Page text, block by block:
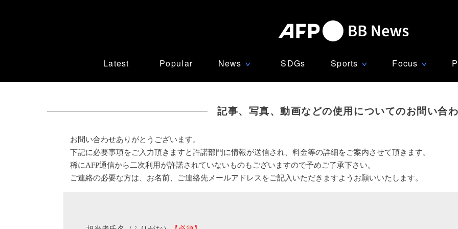
Latest Popular News ∨ SDGs Sports ∨ Focus ∨
記事、写真、動画などの使用についてのお問い合
お問い合わせありがとうございます。
下記に必要事項をご入力頂きますと許諾部門に情報が送信され、料金等の詳細をご案内させて頂きます。
稀にAFP通信から二次利用が許諾されていないものもございますので予めご了承下さい。
ご連絡の必要な方は、お名前、ご連絡先メールアドレスをご記入いただきますようお願いいたします。